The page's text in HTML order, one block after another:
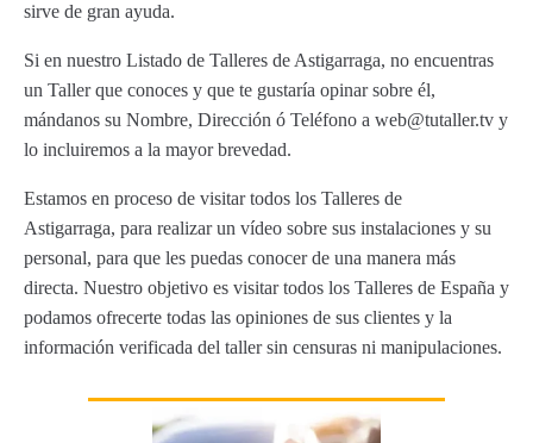
sirve de gran ayuda.
Si en nuestro Listado de Talleres de Astigarraga, no encuentras
un Taller que conoces y que te gustaría opinar sobre él,
mándanos su Nombre, Dirección ó Teléfono a web@tutaller.tv y
lo incluiremos a la mayor brevedad.
Estamos en proceso de visitar todos los Talleres de
Astigarraga, para realizar un vídeo sobre sus instalaciones y su
personal, para que les puedas conocer de una manera más
directa. Nuestro objetivo es visitar todos los Talleres de España y
podamos ofrecerte todas las opiniones de sus clientes y la
información verificada del taller sin censuras ni manipulaciones.